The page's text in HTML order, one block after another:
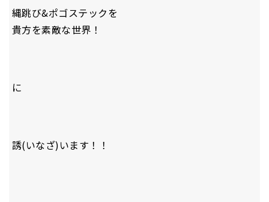
縄跳び&ポゴステックを
貴方を素敵な世界！
に
誘(いなざ)います！！